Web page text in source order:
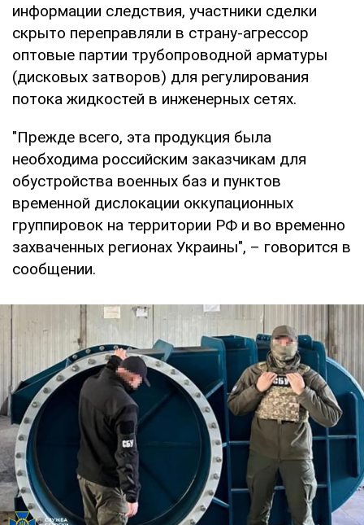
информации следствия, участники сделки
скрыто переправляли в страну-агрессор
оптовые партии трубопроводной арматуры
(дисковых затворов) для регулирования
потока жидкостей в инженерных сетях.
"Прежде всего, эта продукция была
необходима российским заказчикам для
обустройства военных баз и пунктов
временной дислокации оккупационных
группировок на территории РФ и во временно
захваченных регионах Украины", – говорится в
сообщении.